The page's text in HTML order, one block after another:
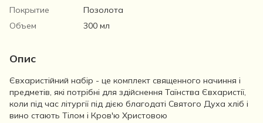
Покрытие
Позолота
Объем
300 мл
Опис
Євхаристійний набір - це комплект священного начиння і
предметів, які потрібні для здійснення Таїнства Євхаристії,
коли під час літургії під дією благодаті Святого Духа хліб і
вино стають Тілом і Кров'ю Христовою